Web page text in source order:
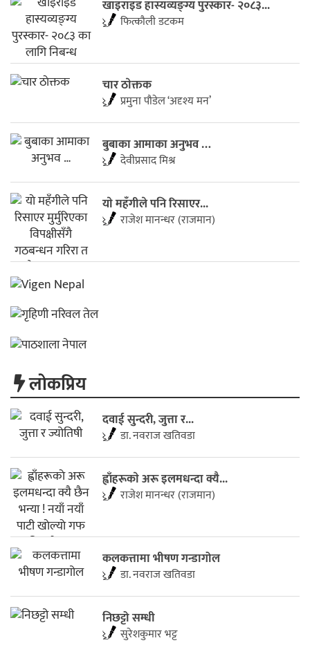
खाइराइड हास्यव्यङ्ग्य पुरस्कार- २०८३...
फित्काैली डटकम
चार ठाेक्तक
प्रमुना पाैडेल ‘अदृश्य मन’
बुबाका आमाका अनुभव …
देवीप्रसाद मिश्र
याे महँगीले पनि रिसाएर...
राजेश मानन्धर (राजमान)
लाेकप्रिय
दवाई सुन्दरी, जुत्ता र...
डा. नवराज खतिवडा
ह्वाँहरूकाे अरू इलमधन्दा क्यै...
राजेश मानन्धर (राजमान)
कलकत्तामा भीषण गन्डागोल
डा. नवराज खतिवडा
निछट्टो सम्धी
सुरेशकुमार भट्ट